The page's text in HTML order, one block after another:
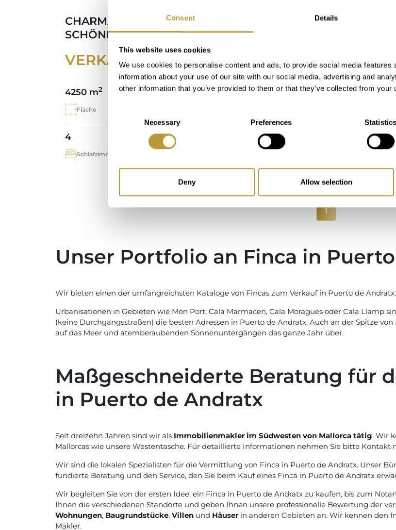
Consent Details
This website uses cookies
We use cookies to personalise content and ads, to provide social media
information about your use of our site with our social media, advertising and
other information that you’ve provided to them or that they’ve collected from
Selection
Necessary Preferences Statistics
Deny Allow selection
CHARMANTE FINCA IN COLL DEN BAIX MIT
SCHÖNEM HAFENBLICK
VERKAUFT
4250 m2
Fläche
328 m2
4
Schlafzimmer
1
Unser Portfolio an Finca in
Wir bieten einen der umfangreichsten Kataloge von Fincas zum Verkauf in Puerto de Andratx.
Urbanisationen in Gebieten wie Mon Port, Cala Marmacen, Cala Moragues oder Cala Llamp
(keine Durchgangsstraßen) die besten Adressen in Puerto de Andratx. Auch an der Spitze
auf das Meer und atemberaubenden Sonnenuntergängen das ganze Jahr über.
Maßgeschneiderte Beratung für
in Puerto de Andratx
Seit dreizehn Jahren sind wir als Immobilienmakler im Südwesten von Mallorca tätig. Wir
Mallorcas wie unsere Westentasche. Für detaillierte Informationen nehmen Sie bitte Kontakt
Wir sind die lokalen Spezialisten für die Vermittlung von Finca in Puerto de Andratx. Unser
fundierte Beratung und den Service, den Sie beim Kauf eines Finca in Puerto de Andratx
Wir begleiten Sie von der ersten Idee, ein Finca in Puerto de Andratx zu kaufen, bis zum
Ihnen die verschiedenen Standorte und geben Ihnen unsere professionelle Bewertung der
Wohnungen, Baugrundstücke, Villen und Häuser in anderen Gebieten an. Wir kennen den
Makler.